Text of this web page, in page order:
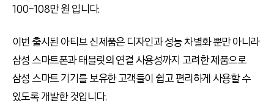
100~108만 원 입니다.
이번 출시된 아티브 신제품은 디자인과 성능 차별화 뿐만 아니라
삼성 스마트폰과 태블릿의 연결 사용성까지 고려한 제품으로
삼성 스마트 기기를 보유한 고객들이 쉽고 편리하게 사용할 수
있도록 개발한 것입니다.